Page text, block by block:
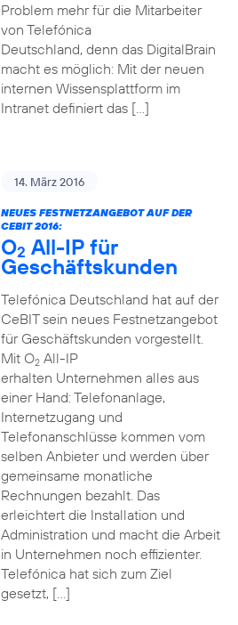
Problem mehr für die Mitarbeiter
von Telefónica
Deutschland, denn das DigitalBrain
macht es möglich: Mit der neuen
internen Wissensplattform im
Intranet definiert das […]
14. März 2016
NEUES FESTNETZANGEBOT AUF DER
CEBIT 2016:
O2 All-IP für
Geschäftskunden
Telefónica Deutschland hat auf der
CeBIT sein neues Festnetzangebot
für Geschäftskunden vorgestellt.
Mit O2All-IP
erhalten Unternehmen alles aus
einer Hand: Telefonanlage,
Internetzugang und
Telefonanschlüsse kommen vom
selben Anbieter und werden über
gemeinsame monatliche
Rechnungen bezahlt. Das
erleichtert die Installation und
Administration und macht die Arbeit
in Unternehmen noch effizienter.
Telefónica hat sich zum Ziel
gesetzt, […]